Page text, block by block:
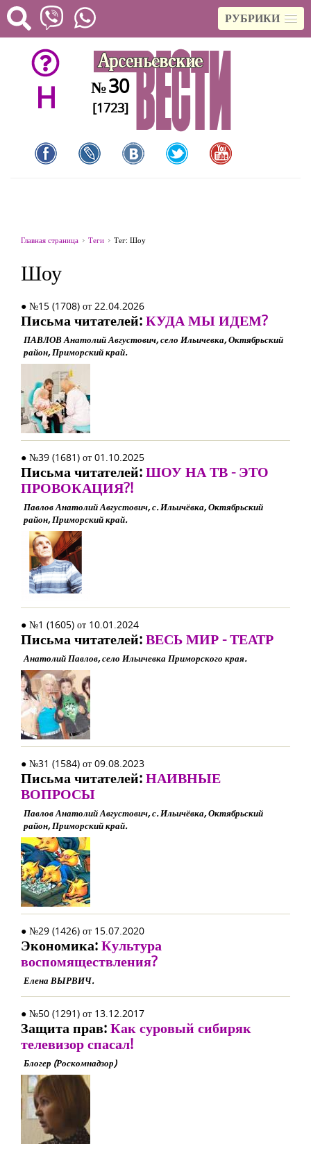
РУБРИКИ
H №30
[1723]
Главная страница Теги Тег: Шоу
Шоу
● №15 (1708) от 22.04.2026
Письма читателей:КУДА МЫ ИДЕМ?
ПАВЛОВ Анатолий Августович, село Ильичевка, Октябрьский
район, Приморский край.
● №39 (1681) от 01.10.2025
Письма читателей:ШОУ НА ТВ - ЭТО
ПРОВОКАЦИЯ?!
Павлов Анатолий Августович, с. Ильичёвка, Октябрьский
район, Приморский край.
● №1 (1605) от 10.01.2024
Письма читателей:ВЕСЬ МИР - ТЕАТР
Анатолий Павлов, село Ильичевка Приморского края.
● №31 (1584) от 09.08.2023
Письма читателей:НАИВНЫЕ
ВОПРОСЫ
Павлов Анатолий Августович, с. Ильичёвка, Октябрьский
район, Приморский край.
● №29 (1426) от 15.07.2020
Экономика:Культура
воспомяществления?
Елена ВЫРВИЧ.
● №50 (1291) от 13.12.2017
Защита прав:Как суровый сибиряк
телевизор спасал!
Блогер (Роскомнадзор)